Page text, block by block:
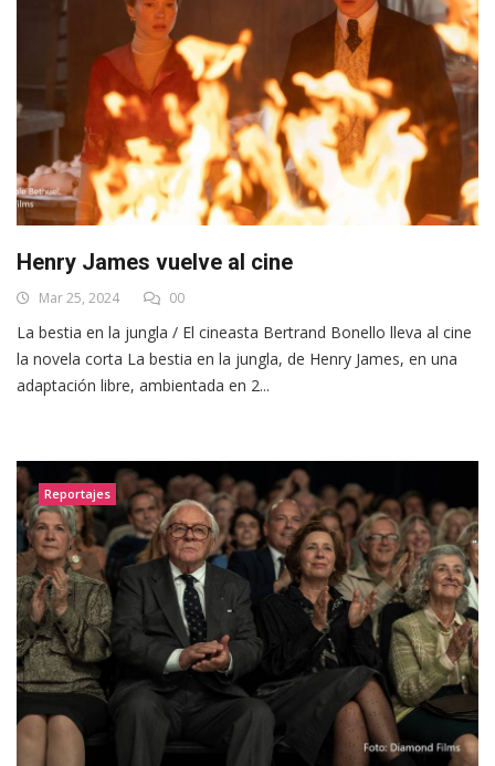
Henry James vuelve al cine
Mar 25, 2024 00
La bestia en la jungla / El cineasta Bertrand Bonello lleva al cine
la novela corta La bestia en la jungla, de Henry James, en una
adaptación libre, ambientada en 2...
Reportajes